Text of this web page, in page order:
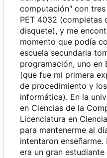
computación" con
PET 4032 (completas
disquete), y me
momento que podía
escuela secundaria
programación, uno en
(que fue mi primera
de procedimiento y
informática). En la
en Ciencias de la
Licenciatura en
para mantenerme al
intentaron
era un gran